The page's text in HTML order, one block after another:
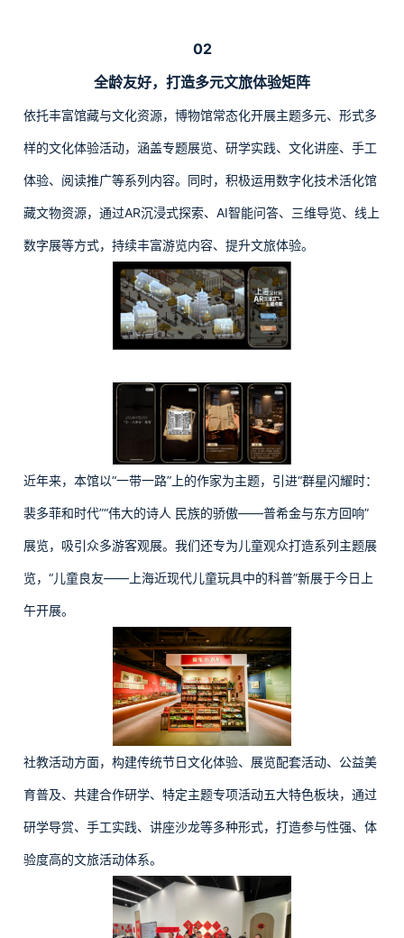
02
全龄友好，打造多元文旅体验矩阵
依托丰富馆藏与文化资源，博物馆常态化开展主题多元、形式多
样的文化体验活动，涵盖专题展览、研学实践、文化讲座、手工
体验、阅读推广等系列内容。同时，积极运用数字化技术活化馆
藏文物资源，通过AR沉浸式探索、AI智能问答、三维导览、线上
数字展等方式，持续丰富游览内容、提升文旅体验。
近年来，本馆以“一带一路”上的作家为主题，引进“群星闪耀时：
裴多菲和时代”“伟大的诗人 民族的骄傲——普希金与东方回响”
展览，吸引众多游客观展。我们还专为儿童观众打造系列主题展
览，“儿童良友——上海近现代儿童玩具中的科普”新展于今日上
午开展。
社教活动方面，构建传统节日文化体验、展览配套活动、公益美
育普及、共建合作研学、特定主题专项活动五大特色板块，通过
研学导赏、手工实践、讲座沙龙等多种形式，打造参与性强、体
验度高的文旅活动体系。